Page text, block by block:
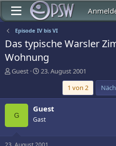
Episode IV bis VI
Das typische Warsler
Wohnung
E
t
e
Guest
E
t
e
l
l
a
23. August 2001
1 von 2
G
Guest
Gast